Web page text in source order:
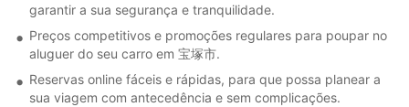
garantir a sua segurança e tranquilidade.
Preços competitivos e promoções regulares para poupar no
aluguer do seu carro em 宝塚市.
Reservas online fáceis e rápidas, para que possa planear a
sua viagem com antecedência e sem complicações.